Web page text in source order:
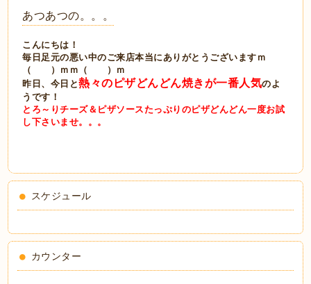
あつあつの。。。
こんにちは！
毎日足元の悪い中のご来店本当にありがとうございますｍ
（ ）ｍｍ（ ）ｍ
昨日、今日と熱々のピザどんどん焼きが一番人気のよ
うです！
とろ～りチーズ＆ピザソースたっぷりのピザどんどん一度お試
し下さいませ。。。
スケジュール
カウンター